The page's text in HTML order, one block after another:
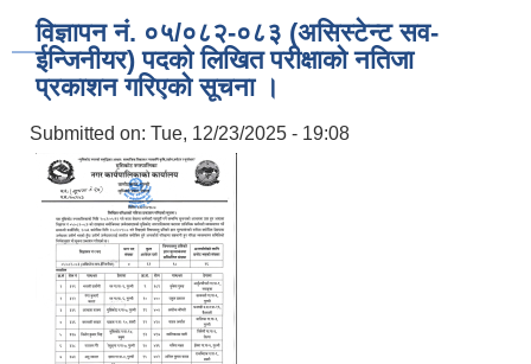
विज्ञापन नं. ०५/०८२-०८३ (असिस्टेन्ट सव-
ईन्जिनीयर) पदको लिखित परीक्षाको नतिजा
प्रकाशन गरिएको सूचना ।
Submitted on: Tue, 12/23/2025 - 19:08